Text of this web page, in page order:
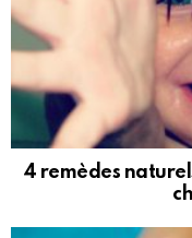
4 remèdes